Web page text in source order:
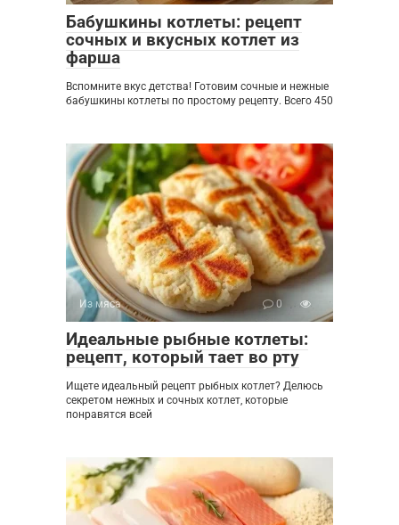
Бабушкины котлеты: рецепт
сочных и вкусных котлет из
фарша
Вспомните вкус детства! Готовим сочные и нежные
бабушкины котлеты по простому рецепту. Всего 450
Из мяса 0
Идеальные рыбные котлеты:
рецепт, который тает во рту
Ищете идеальный рецепт рыбных котлет? Делюсь
секретом нежных и сочных котлет, которые
понравятся всей